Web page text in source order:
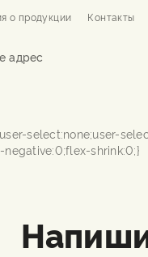
о продукции Контакты
адрес